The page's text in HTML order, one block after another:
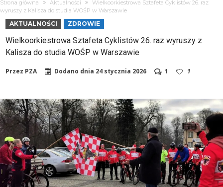
Strona główna Aktualności
Wielkoorkiestrowa Sztafeta Cyklistów 26. raz
wyruszy z Kalisza do studia WOŚP w Warszawie
AKTUALNOŚCI ZDROWIE
Wielkoorkiestrowa Sztafeta Cyklistów 26. raz wyruszy z
Kalisza do studia WOŚP w Warszawie
Przez PZA Dodano dnia 24 stycznia 2026 1 1